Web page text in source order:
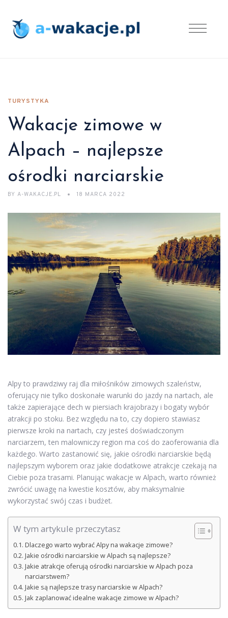
TURYSTYKA
Wakacje zimowe w
Alpach – najlepsze
ośrodki narciarskie
BY A-WAKACJE.PL 18 MARCA 2022
Alpy to prawdziwy raj dla miłośników zimowych szaleństw,
oferujący nie tylko doskonałe warunki do jazdy na nartach, ale
także zapierające dech w piersiach krajobrazy i bogaty wybór
atrakcji po stoku. Bez względu na to, czy dopiero stawiasz
pierwsze kroki na nartach, czy jesteś doświadczonym
narciarzem, ten malowniczy region ma coś do zaoferowania dla
każdego. Warto zastanowić się, jakie ośrodki narciarskie będą
najlepszym wyborem oraz jakie dodatkowe atrakcje czekają na
Ciebie poza trasami. Planując wakacje w Alpach, warto również
zwrócić uwagę na kwestie kosztów, aby maksymalnie
wykorzystać swój czas i budżet.
W tym artykule przeczytasz
Dlaczego warto wybrać Alpy na wakacje zimowe?
Jakie ośrodki narciarskie w Alpach są najlepsze?
Jakie atrakcje oferują ośrodki narciarskie w Alpach poza
narciarstwem?
Jakie są najlepsze trasy narciarskie w Alpach?
Jak zaplanować idealne wakacje zimowe w Alpach?